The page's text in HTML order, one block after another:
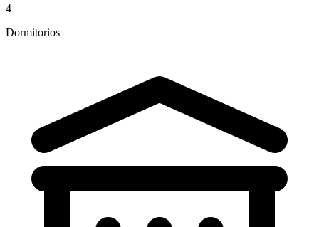
4
Dormitorios